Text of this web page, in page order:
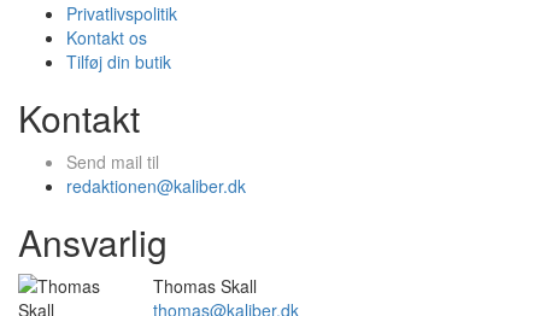
Privatlivspolitik
Kontakt os
Tilføj din butik
Kontakt
Send mail til
redaktionen@kaliber.dk
Ansvarlig
Thomas Skall
thomas@kaliber.dk